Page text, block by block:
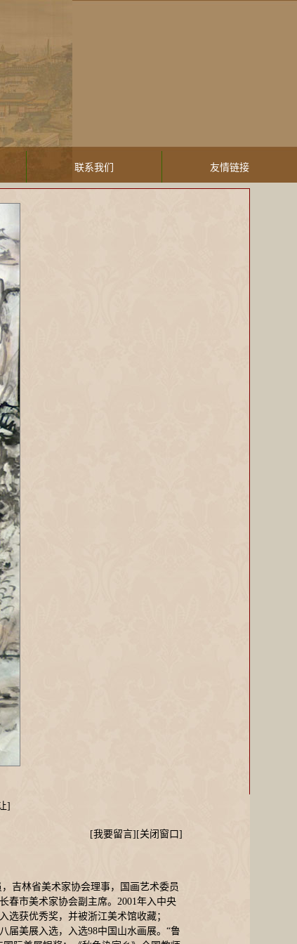
联系我们 友情链接
]
[我要留言][关闭窗口]
吉林省美术家协会理事，国画艺术委员
春市美术家协会副主席。2001年入中央
获优秀奖，并被浙江美术馆收藏；
届美展入选，入选98中国山水画展。“鲁